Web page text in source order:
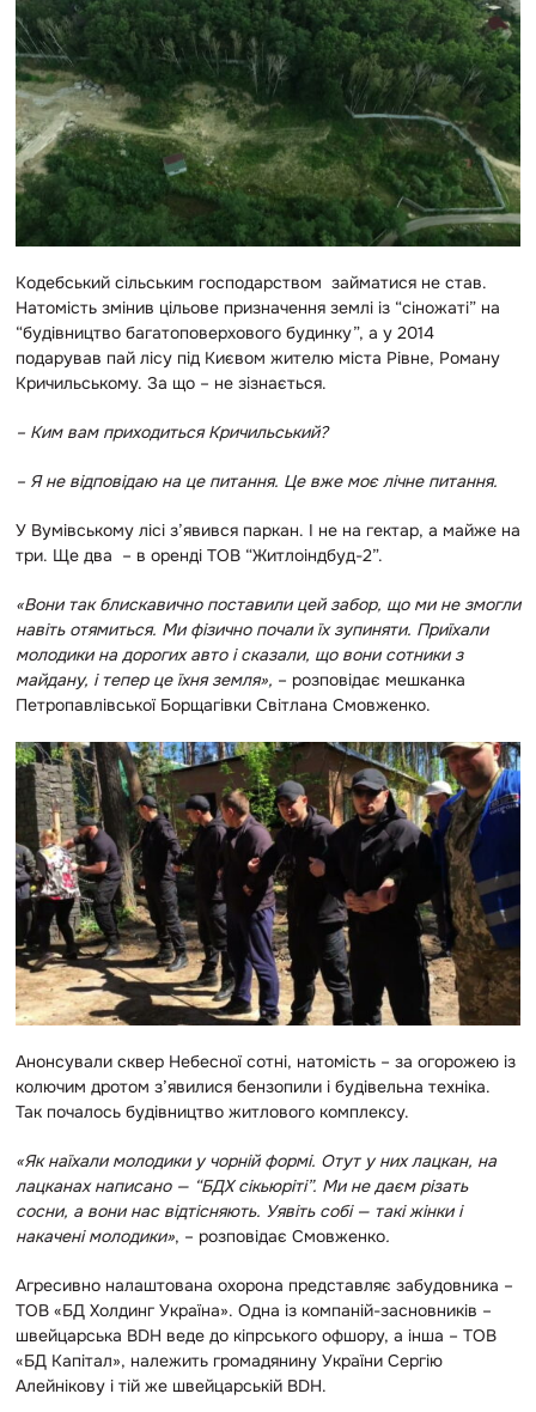
Кодебський сільським господарством займатися не став.
Натомість змінив цільове призначення землі із “сіножаті” на
“будівництво багатоповерхового будинку”, а у 2014
подарував пай лісу під Києвом жителю міста Рівне, Роману
Кричильському. За що – не зізнається.
– Ким вам приходиться Кричильський?
– Я не відповідаю на це питання. Це вже моє лічне питання.
У Вумівському лісі з’явився паркан. І не на гектар, а майже на
три. Ще два – в оренді ТОВ “Житлоіндбуд-2”.
«Вони так блискавично поставили цей забор, що ми не змогли
навіть отямиться. Ми фізично почали їх зупиняти. Приїхали
молодики на дорогих авто і сказали, що вони сотники з
майдану, і тепер це їхня земля», – розповідає мешканка
Петропавлівської Борщагівки Світлана Смовженко.
Анонсували сквер Небесної сотні, натомість – за огорожею із
колючим дротом з’явилися бензопили і будівельна техніка.
Так почалось будівництво житлового комплексу.
«Як наїхали молодики у чорній формі. Отут у них лацкан, на
лацканах написано — “БДХ сікьюріті”. Ми не даєм різать
сосни, а вони нас відтісняють. Уявіть собі — такі жінки і
накачені молодики», – розповідає Смовженко.
Агресивно налаштована охорона представляє забудовника –
ТОВ «БД Холдинг Україна». Одна із компаній-засновників –
швейцарська BDH веде до кіпрського офшору, а інша – ТОВ
«БД Капітал», належить громадянину України Сергію
Алейнікову і тій же швейцарcькій BDH.